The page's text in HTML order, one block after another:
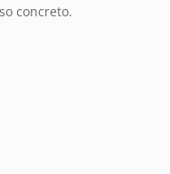
concreto.